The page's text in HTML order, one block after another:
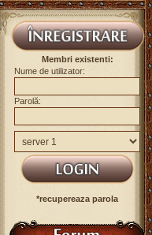
Membri existenti:
Nume de utilizator:
Parolă:
*recupereaza parola